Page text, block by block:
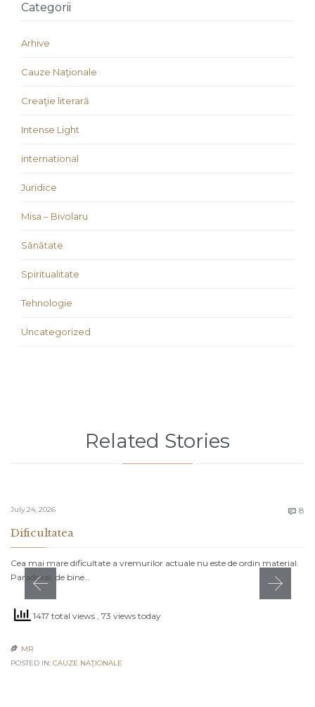
Categorii
Arhive
Cauze Naţionale
Creaţie literară
Intense Light
international
Juridice
Misa – Bivolaru
Sănătate
Spiritualitate
Tehnologie
Uncategorized
Related Stories
July 24, 2026  8
Dificultatea
Cea mai mare dificultate a vremurilor actuale nu este de ordin material.
Paradoxal, de bine…
1417 total views , 73 views today
 MR
POSTED IN: CAUZE NAŢIONALE